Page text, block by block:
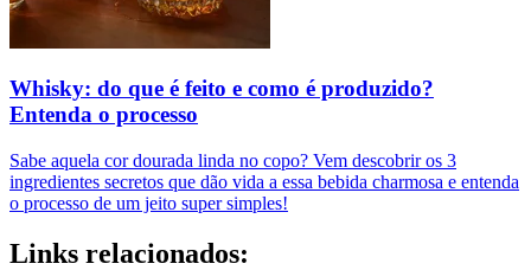
Whisky: do que é feito e como é produzido?
Entenda o processo
Sabe aquela cor dourada linda no copo? Vem descobrir os 3
ingredientes secretos que dão vida a essa bebida charmosa e entenda
o processo de um jeito super simples!
Links relacionados: